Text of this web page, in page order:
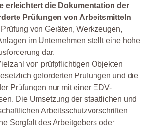
erleichtert die Dokumentation der
Prüfungen von Arbeitsmitteln
von Geräten, Werkzeugen,
im Unternehmen stellt eine hohe
dar.
von prüfpflichtigen Objekten
geforderten Prüfungen und die
Prüfungen nur mit einer EDV-
Die Umsetzung der staatlichen und
Arbeitsschutzvorschriften
Sorgfalt des Arbeitgebers oder